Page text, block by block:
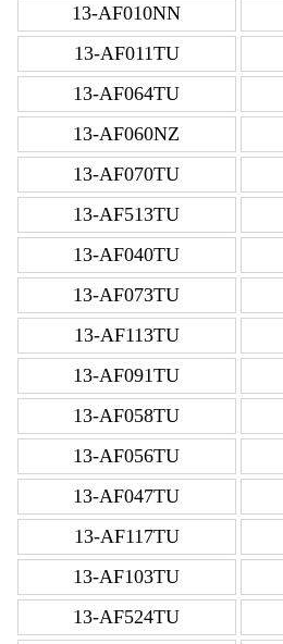
13-AF010NN
13-AF011TU
13-AF064TU
13-AF060NZ
13-AF070TU
13-AF513TU
13-AF040TU
13-AF073TU
13-AF113TU
13-AF091TU
13-AF058TU
13-AF056TU
13-AF047TU
13-AF117TU
13-AF103TU
13-AF524TU